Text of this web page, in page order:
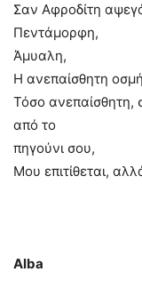
Σαν Αφροδίτη
Πεντάμορφη,
Άμυαλη,
Η ανεπαίσθητη
Τόσο ανεπαίσθητη,
από το
πηγούνι σου,
Μου επιτίθεται,
Alba